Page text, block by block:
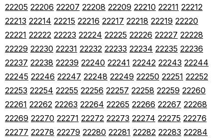
22205 22206 22207 22208 22209 22210 22211 22212
22213 22214 22215 22216 22217 22218 22219 22220
22221 22222 22223 22224 22225 22226 22227 22228
22229 22230 22231 22232 22233 22234 22235 22236
22237 22238 22239 22240 22241 22242 22243 22244
22245 22246 22247 22248 22249 22250 22251 22252
22253 22254 22255 22256 22257 22258 22259 22260
22261 22262 22263 22264 22265 22266 22267 22268
22269 22270 22271 22272 22273 22274 22275 22276
22277 22278 22279 22280 22281 22282 22283 22284